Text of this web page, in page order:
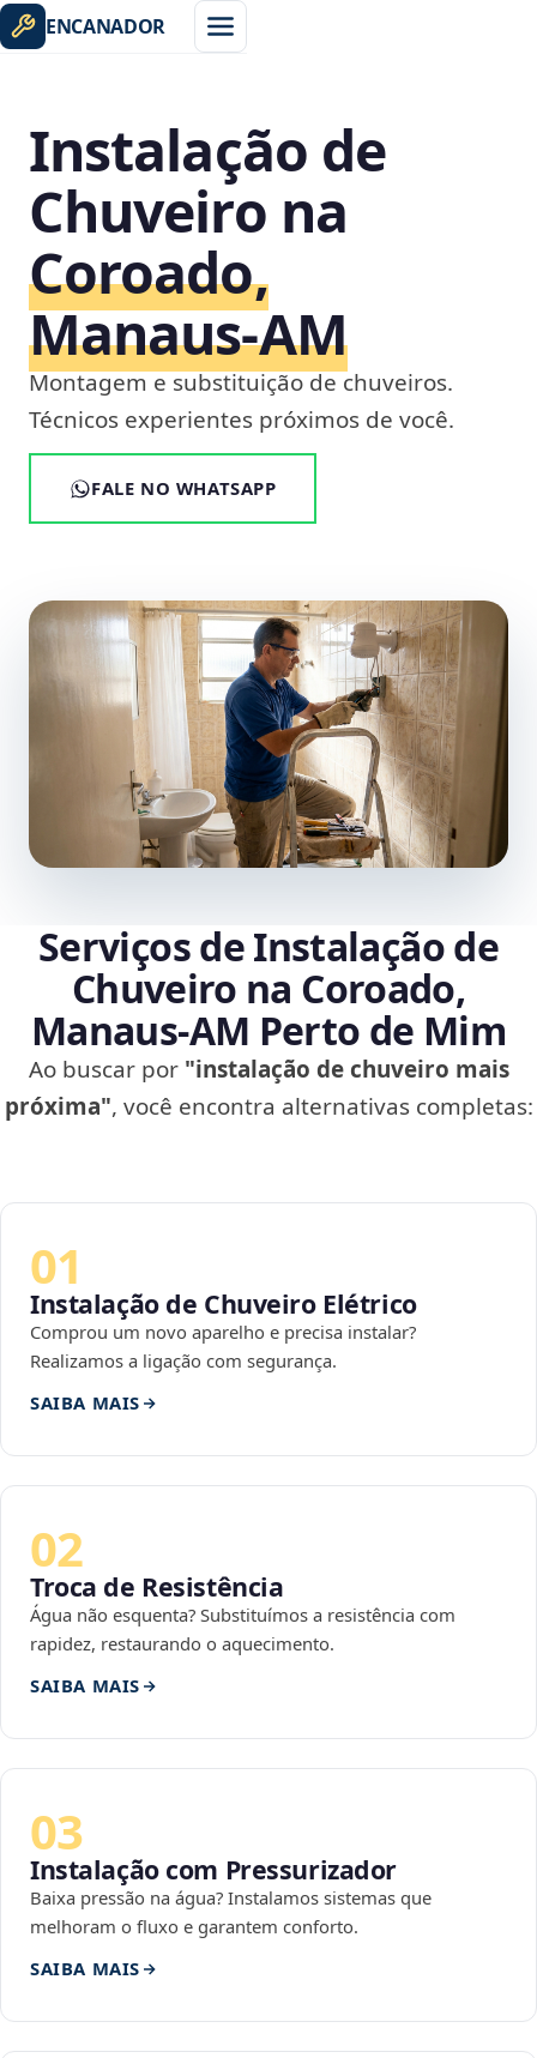
ENCANADOR
Instalação de
Chuveiro na
Coroado,
Manaus‑AM
Montagem e substituição de chuveiros.
Técnicos experientes próximos de você.
FALE NO WHATSAPP
Serviços de Instalação de
Chuveiro na Coroado,
Manaus‑AM Perto de Mim
Ao buscar por "instalação de chuveiro mais
próxima", você encontra alternativas completas:
01
Instalação de Chuveiro Elétrico
Comprou um novo aparelho e precisa instalar?
Realizamos a ligação com segurança.
SAIBA MAIS
02
Troca de Resistência
Água não esquenta? Substituímos a resistência com
rapidez, restaurando o aquecimento.
SAIBA MAIS
03
Instalação com Pressurizador
Baixa pressão na água? Instalamos sistemas que
melhoram o fluxo e garantem conforto.
SAIBA MAIS